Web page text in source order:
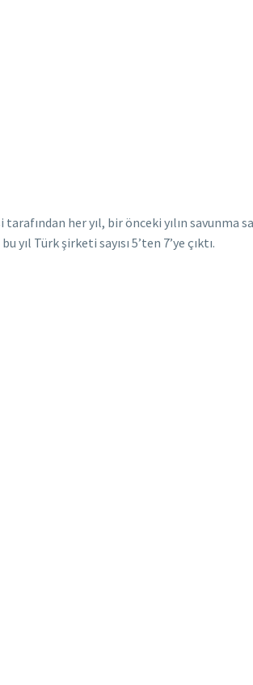
her yıl, bir önceki yılın savunma
Türk şirketi sayısı 5’ten 7’ye çıktı.